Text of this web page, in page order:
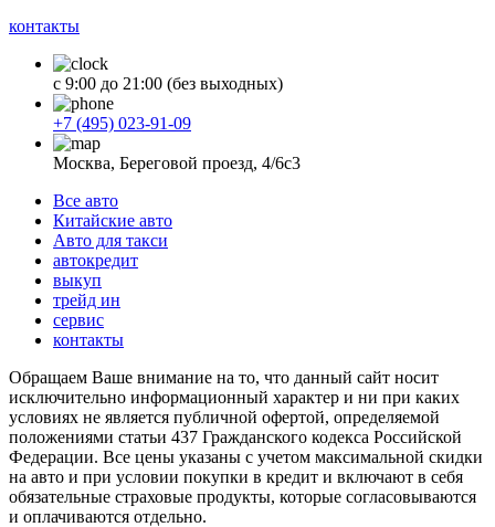
контакты
с 9:00 до 21:00 (без выходных)
+7 (495) 023-91-09
Москва, Береговой проезд, 4/6с3
Все авто
Китайские авто
Авто для такси
автокредит
выкуп
трейд ин
сервис
контакты
Обращаем Ваше внимание на то, что данный сайт носит
исключительно информационный характер и ни при каких
условиях не является публичной офертой, определяемой
положениями статьи 437 Гражданского кодекса Российской
Федерации. Все цены указаны с учетом максимальной скидки
на авто и при условии покупки в кредит и включают в себя
обязательные страховые продукты, которые согласовываются
и оплачиваются отдельно.